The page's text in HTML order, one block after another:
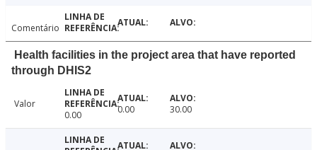
Comentário
Health facilities in the project area that have reported
through DHIS2
Valor
0.00
0.00 30.00